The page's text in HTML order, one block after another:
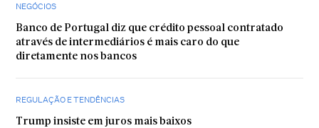
NEGÓCIOS
Banco de Portugal diz que crédito pessoal contratado
através de intermediários é mais caro do que
diretamente nos bancos
REGULAÇÃO E TENDÊNCIAS
Trump insiste em juros mais baixos